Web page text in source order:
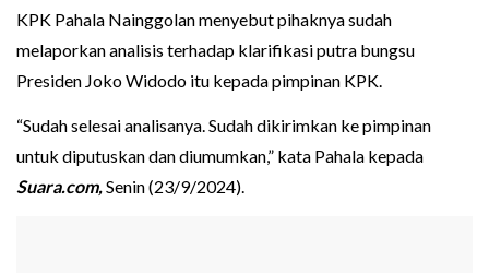
KPK Pahala Nainggolan menyebut pihaknya sudah
melaporkan analisis terhadap klarifikasi putra bungsu
Presiden Joko Widodo itu kepada pimpinan KPK.
“Sudah selesai analisanya. Sudah dikirimkan ke pimpinan
untuk diputuskan dan diumumkan,” kata Pahala kepada
Suara.com, Senin (23/9/2024).